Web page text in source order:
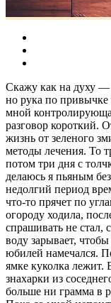
Скажу как на духу —
но рука по привычке
мной
разговор короткий.
жизнь от зеленого
методы лечения. То
потом три дня с
делаюсь я пьяным
недолгий период
что-то прячет по
огороду ходила,
спрашивать не стал,
воду зарывает,
юбилей намечался.
ямке куколка лежит.
знахарки из
больше ни грамма в